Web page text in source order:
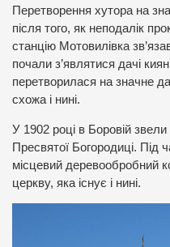
Перетворення хутора на
після того, як неподалік
станцію Мотовилівка
почали з’являтися дачі
перетворилася на значне
схожа і нині.
У 1902 році в Боровій
Пресвятої Богородиці. Під
місцевий деревообробний
церкву, яка існує і нині.